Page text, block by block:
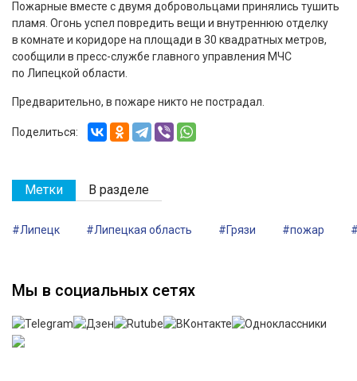
Пожарные вместе с двумя добровольцами принялись тушить
пламя. Огонь успел повредить вещи и внутреннюю отделку
в комнате и коридоре на площади в 30 квадратных метров,
сообщили в пресс-службе главного управления МЧС
по Липецкой области.
Предварительно, в пожаре никто не пострадал.
Поделиться:
Метки В разделе
#Липецк #Липецкая область #Грязи #пожар
Мы в социальных сетях